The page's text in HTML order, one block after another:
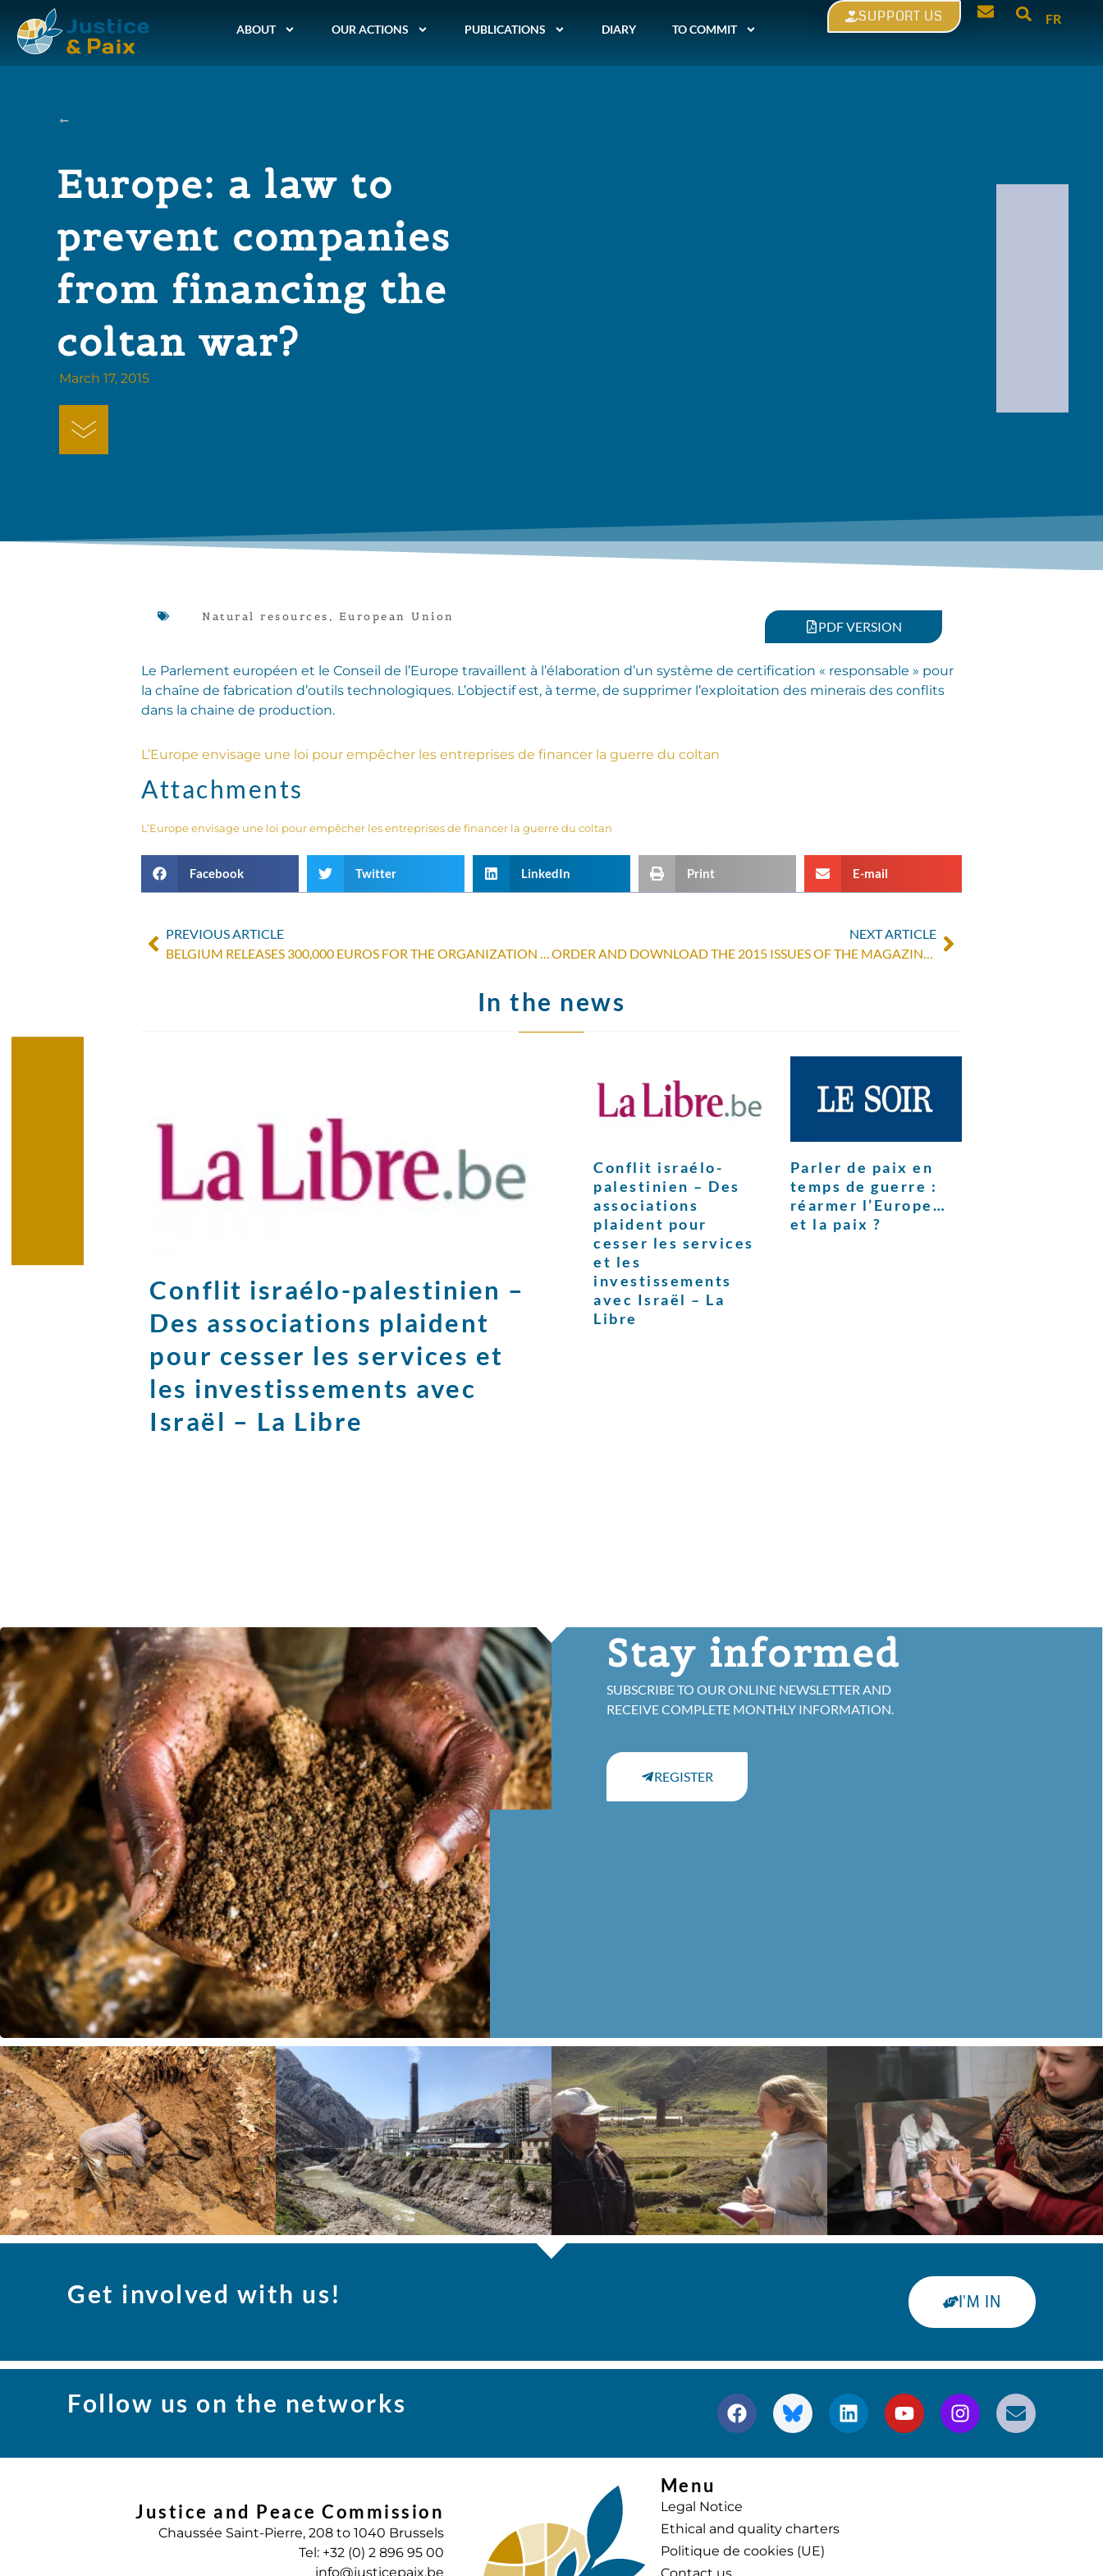
ABOUT OUR ACTIONS PUBLICATIONS DIARY TO COMMIT
SUPPORT US FR
Europe: a law to
prevent companies
from financing the
coltan war?
March 17, 2015
Natural resources , European Union
PDF VERSION
Le Parlement européen et le Conseil de l’Europe travaillent à l’élaboration d’un système de certification « responsable » pour
la chaîne de fabrication d’outils technologiques. L’objectif est, à terme, de supprimer l’exploitation des minerais des conflits
dans la chaine de production.
L’Europe envisage une loi pour empêcher les entreprises de financer la guerre du coltan
Attachments
L’Europe envisage une loi pour empêcher les entreprises de financer la guerre du coltan
Facebook Twitter LinkedIn Print E-mail
PREVIOUS ARTICLE
NEXT ARTICLE
In the news
Conflit israélo-palestinien –
Des associations plaident
pour cesser les services et
les investissements avec
Israël – La Libre
Conflit israélo-
palestinien – Des
associations
plaident pour
cesser les services
et les
investissements
avec Israël – La
Libre
Parler de paix en
temps de guerre :
réarmer l’Europe…
et la paix ?
Stay informed
SUBSCRIBE TO OUR ONLINE NEWSLETTER AND
RECEIVE COMPLETE MONTHLY INFORMATION.
REGISTER
Get involved with us! I'M IN
Follow us on the networks
Justice and Peace Commission
Chaussée Saint-Pierre, 208 to 1040 Brussels
Tel: +32 (0) 2 896 95 00
info@justicepaix.be
Menu
Legal Notice
Ethical and quality charters
Politique de cookies (UE)
Contact us